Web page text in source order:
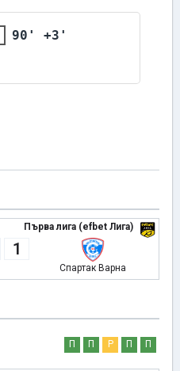
90' +3'
Първа лига (efbet Лига)
1
Спартак Варна
П П Р П П